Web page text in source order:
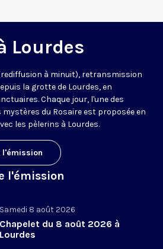
Lourdes
à minuit), retransmission
la grotte de Lourdes, en
Chaque jour, l'une des
du Rosaire est proposée en
les pèlerins à Lourdes.
l'émission
l'émission
Samedi 8 août 2026
Chapelet du 8 août 2026 à
Lourdes